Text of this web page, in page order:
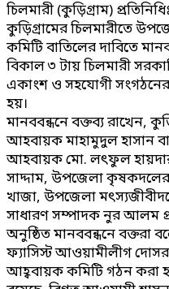
চিলমারী (কুড়িগ্রাম)
কুড়িগ্রামের চিলমারীতে
কমিটি বাতিলের দাবিতে
বিকাল ৩ টায় চিলমারী
একাংশ ও সহযোগী
হয়।
মানববন্ধনে বক্তব্য রাখেন,
আহবায়ক মাহামুদুল হাসান
আহবায়ক মো. লৎফুল
সাদ্দাম, উপজেলা
খাজা, উপজেলা
সাধারণ সম্পাদক নুর আলম
অনুষ্ঠিত মানববন্ধনে বক্তরা
ফ্যাসিস্ট আওয়ামীলীগ
আহ্ববায়ক কমিটি গঠন করা